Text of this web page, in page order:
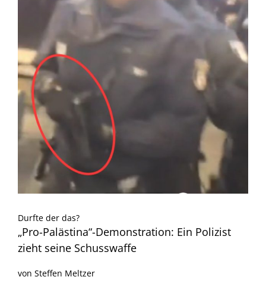
Durfte der das?
„Pro-Palästina“-Demonstration: Ein Polizist
zieht seine Schusswaffe
von Steffen Meltzer